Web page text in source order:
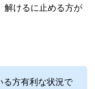
解けるに止める方が
方有利な状況で